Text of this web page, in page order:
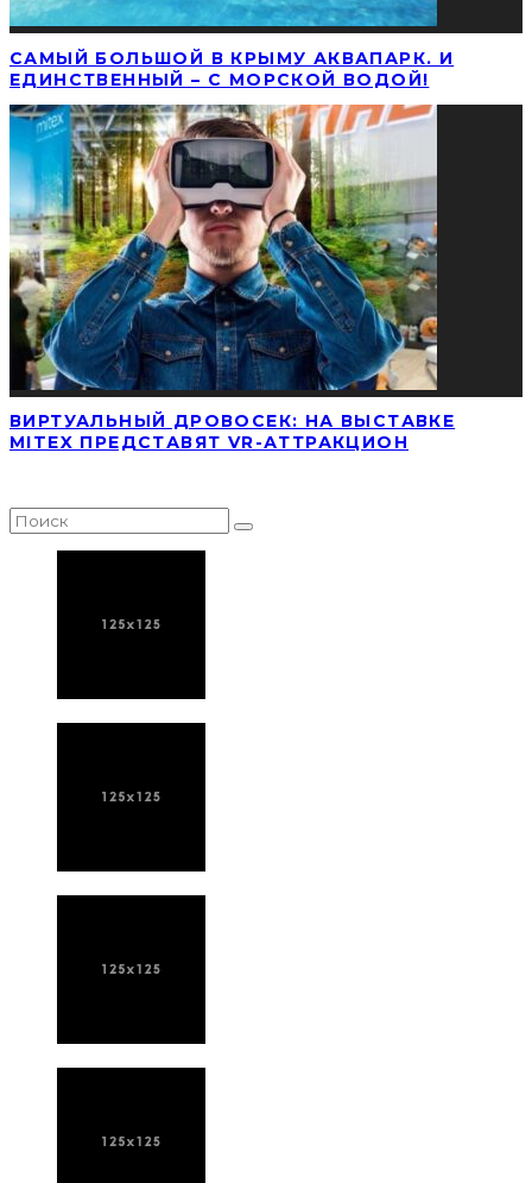
САМЫЙ БОЛЬШОЙ В КРЫМУ АКВАПАРК. И
ЕДИНСТВЕННЫЙ – С МОРСКОЙ ВОДОЙ!
ВИРТУАЛЬНЫЙ ДРОВОСЕК: НА ВЫСТАВКЕ
MITEX ПРЕДСТАВЯТ VR-АТТРАКЦИОН